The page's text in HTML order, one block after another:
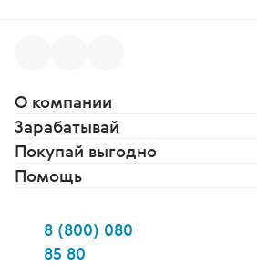
О компании
Зарабатывай
Покупай выгодно
Помощь
8 (800) 080
85 80